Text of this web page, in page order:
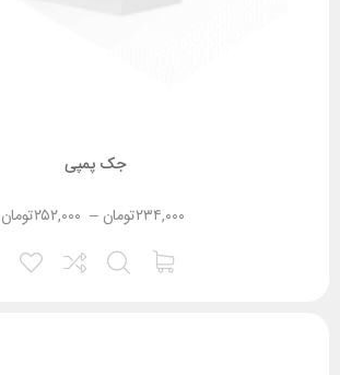
جک پمپی
۲۳۴,۰۰۰تومان – ۲۵۲,۰۰۰تومان